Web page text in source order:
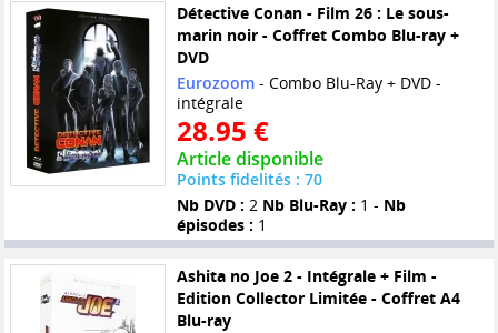
Détective Conan - Film 26 : Le sous-
marin noir - Coffret Combo Blu-ray +
DVD
Eurozoom- Combo Blu-Ray + DVD -
intégrale
28.95 €
Article disponible
Points fidelités : 70
Nb DVD : 2 Nb Blu-Ray : 1 - Nb
épisodes : 1
Ashita no Joe 2 - Intégrale + Film -
Edition Collector Limitée - Coffret A4
Blu-ray